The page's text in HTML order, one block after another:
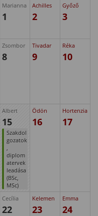
Marianna
1
Achilles
2
Győző
3
Zsombor
8
Tivadar
9
Réka
10
Albert
15
Szakdol
gozatok
,
diplom
atervek
leadása
(BSc,
MSc)
Ödön
16
Hortenzia
17
Cecília
22
Kelemen
23
Emma
24